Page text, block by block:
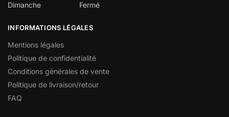
Dimanche
Fermé
INFORMATIONS LÉGALES
Mentions légales
Politique de confidentialité
Conditions générales de vente
Politique de livraison/retour
FAQ